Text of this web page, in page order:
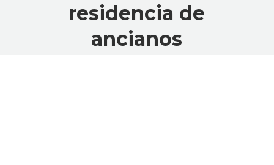
residencia de
ancianos